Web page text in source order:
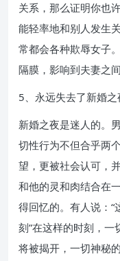
关系，那么证明你也
能轻率地和别人发生
常都会各种欺辱女子
隔膜，影响到夫妻之
5、永远失去了新婚
新婚之夜是迷人的。
切性行为不但合乎两
望，更被社会认可，
和他的灵和肉结合在
得回忆的。有人说：
刻”在这样的时刻，
将被揭开，一切神秘